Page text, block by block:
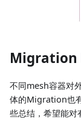
Migration
不同mesh容器对
体的Migration也
些总结，希望能